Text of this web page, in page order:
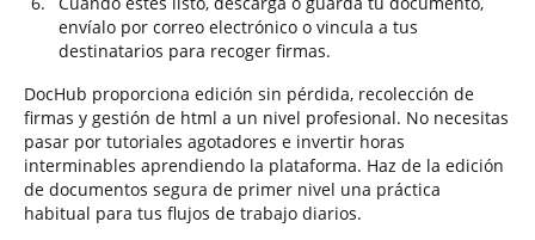
envíalo por correo electrónico o vincula a tus
destinatarios para recoger firmas.
DocHub proporciona edición sin pérdida, recolección de
firmas y gestión de html a un nivel profesional. No necesitas
pasar por tutoriales agotadores e invertir horas
interminables aprendiendo la plataforma. Haz de la edición
de documentos segura de primer nivel una práctica
habitual para tus flujos de trabajo diarios.